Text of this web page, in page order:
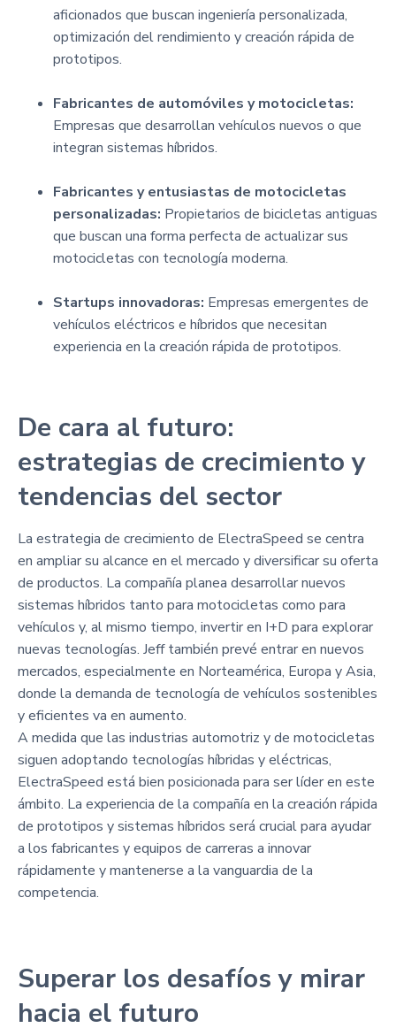
aficionados que buscan ingeniería personalizada,
optimización del rendimiento y creación rápida de
prototipos.
Fabricantes de automóviles y motocicletas:
Empresas que desarrollan vehículos nuevos o que
integran sistemas híbridos.
Fabricantes y entusiastas de motocicletas
personalizadas: Propietarios de bicicletas antiguas
que buscan una forma perfecta de actualizar sus
motocicletas con tecnología moderna.
Startups innovadoras: Empresas emergentes de
vehículos eléctricos e híbridos que necesitan
experiencia en la creación rápida de prototipos.
De cara al futuro:
estrategias de crecimiento y
tendencias del sector
La estrategia de crecimiento de ElectraSpeed se centra
en ampliar su alcance en el mercado y diversificar su oferta
de productos. La compañía planea desarrollar nuevos
sistemas híbridos tanto para motocicletas como para
vehículos y, al mismo tiempo, invertir en I+D para explorar
nuevas tecnologías. Jeff también prevé entrar en nuevos
mercados, especialmente en Norteamérica, Europa y Asia,
donde la demanda de tecnología de vehículos sostenibles
y eficientes va en aumento.
A medida que las industrias automotriz y de motocicletas
siguen adoptando tecnologías híbridas y eléctricas,
ElectraSpeed está bien posicionada para ser líder en este
ámbito. La experiencia de la compañía en la creación rápida
de prototipos y sistemas híbridos será crucial para ayudar
a los fabricantes y equipos de carreras a innovar
rápidamente y mantenerse a la vanguardia de la
competencia.
Superar los desafíos y mirar
hacia el futuro